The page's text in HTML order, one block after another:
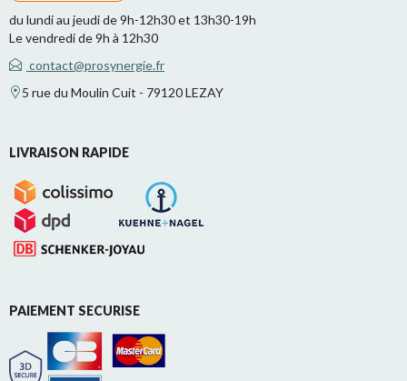
du lundi au jeudi de 9h-12h30 et 13h30-19h
Le vendredi de 9h à 12h30
contact@prosynergie.fr
5 rue du Moulin Cuit - 79120 LEZAY
LIVRAISON RAPIDE
PAIEMENT SECURISE